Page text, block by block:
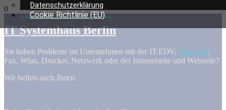
Datenschutzerklärung
Cookie Richtlinie (EU)
0
IT Systemhaus Berlin
Sie haben Probleme im Unternehmen mit der IT,EDV, Telefonie,
Fax, Wlan, Drucker, Netzwerk oder der Internetseite und Webseite?
Wir helfen auch Ihnen.